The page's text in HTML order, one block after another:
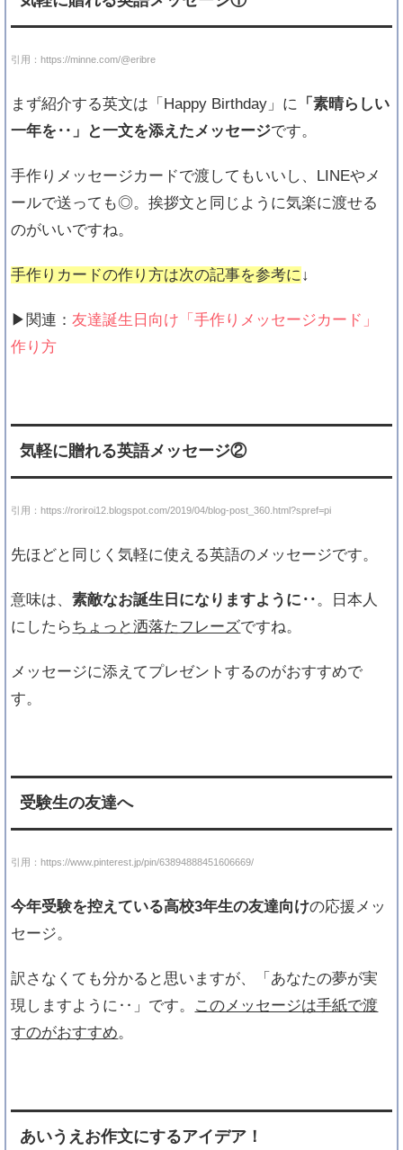
友達の誕生日に「黒板アート」を！ビキナー
友達に「すごい！バースデームービー」を作
る時のアイデア
引用：https://minne.com/@eribre
まず紹介する英文は「Happy Birthday」に 「素晴らしい
一年を‥」と一文を添えたメッセージです。
手作りメッセージカードで渡してもいいし、LINEやメ
ールで送っても◎。挨拶文と同じように気楽に渡せる
のがいいですね。
手作りカードの作り方は次の記事を参考に↓
▶関連：友達誕生日向け「手作りメッセージカード」
作り方
気軽に贈れる英語メッセージ②
引用：https://roriroi12.blogspot.com/2019/04/blog-post_360.html?spref=pi
先ほどと同じく気軽に使える英語のメッセージです。
意味は、素敵なお誕生日になりますように‥。日本人
にしたらちょっと洒落たフレーズですね。
メッセージに添えてプレゼントするのがおすすめで
す。
受験生の友達へ
引用：https://www.pinterest.jp/pin/63894888451606669/
今年受験を控えている高校3年生の友達向けの応援メッ
セージ。
訳さなくても分かると思いますが、「あなたの夢が実
現しますように‥」です。 このメッセージは手紙で渡
すのがおすすめ。
あいうえお作文にするアイデア！